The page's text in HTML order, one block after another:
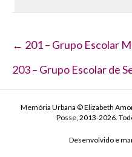
Navegação
de
← 201 – Grupo Escolar
203 – Grupo Escolar de
Memória Urbana © Elizabeth
Posse, 2013-2026.
Desenvolvido e